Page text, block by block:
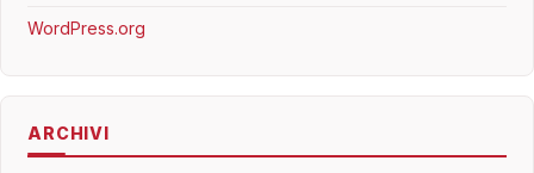
WordPress.org
ARCHIVI